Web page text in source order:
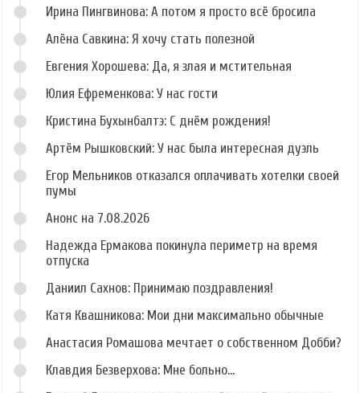
Ирина Пингвинова: А потом я просто всё бросила
Алёна Савкина: Я хочу стать полезной
Евгения Хорошева: Да, я злая и мстительная
Юлия Ефременкова: У нас гости
Кристина Бухынбалтэ: С днём рождения!
Артём Рышковский: У нас была интересная дуэль
Егор Мельников отказался оплачивать хотелки своей
пумы
Анонс на 7.08.2026
Надежда Ермакова покинула периметр на время
отпуска
Даниил Сахнов: Принимаю поздравления!
Катя Квашникова: Мои дни максимально обычные
Анастасия Ромашова мечтает о собственном Добби?
Клавдия Безверхова: Мне больно...